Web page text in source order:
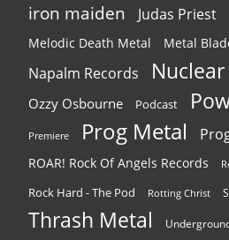
iron maiden Judas Priest
Melodic Death Metal Metal
Napalm Records
Ozzy Osbourne Podcast
Premiere Prog Metal
ROAR! Rock Of Angels Records
Rock Hard - The Pod Rotting Christ
Thrash Metal